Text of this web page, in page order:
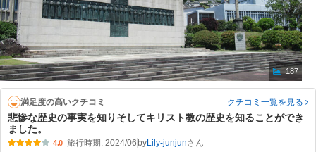
187
満足度の高いクチコミ クチコミ一覧を見る
悲惨な歴史の事実を知りそしてキリスト教の歴史を知ることができ
ました。
4.0 旅行時期: 2024/06 byLily-junjun